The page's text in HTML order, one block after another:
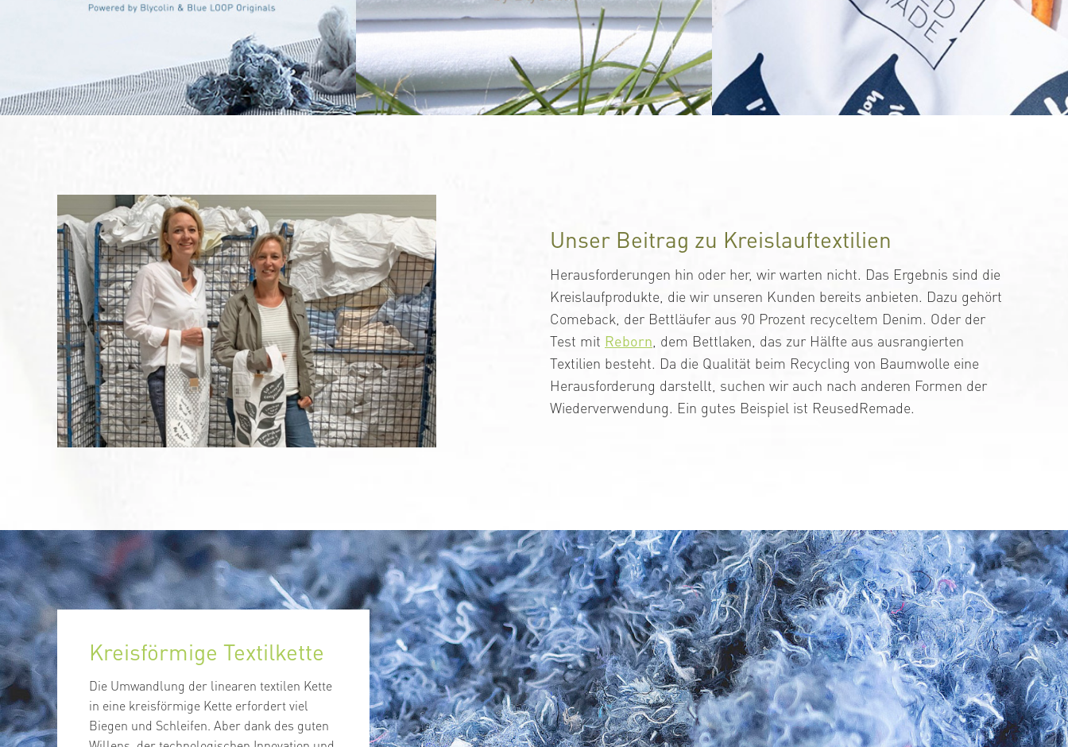
Unser Beitrag zu Kreislauftextilien
Herausforderungen hin oder her, wir warten nicht. Das Ergebnis sind die
Kreislaufprodukte, die wir unseren Kunden bereits anbieten. Dazu gehört
Comeback, der Bettläufer aus 90 Prozent recyceltem Denim. Oder der
Test mit Reborn , dem Bettlaken, das zur Hälfte aus ausrangierten
Textilien besteht. Da die Qualität beim Recycling von Baumwolle eine
Herausforderung darstellt, suchen wir auch nach anderen Formen der
Wiederverwendung. Ein gutes Beispiel ist ReusedRemade.
Kreisförmige Textilkette
Die Umwandlung der linearen textilen Kette
in eine kreisförmige Kette erfordert viel
Biegen und Schleifen. Aber dank des guten